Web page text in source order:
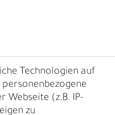
Technologien auf
Webseite (z.B. IP-
zu